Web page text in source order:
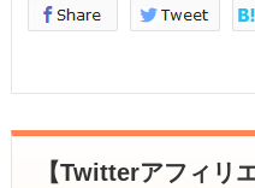
【Twitterアフィリ